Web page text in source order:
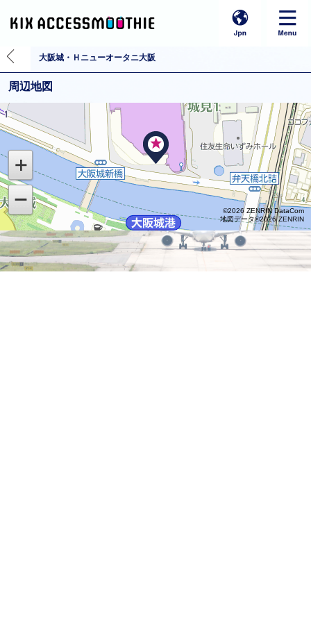
大阪城・Ｈニューオータニ大阪
周辺地図
©2026 ZENRIN DataCom
地図データ©2026 ZENRIN